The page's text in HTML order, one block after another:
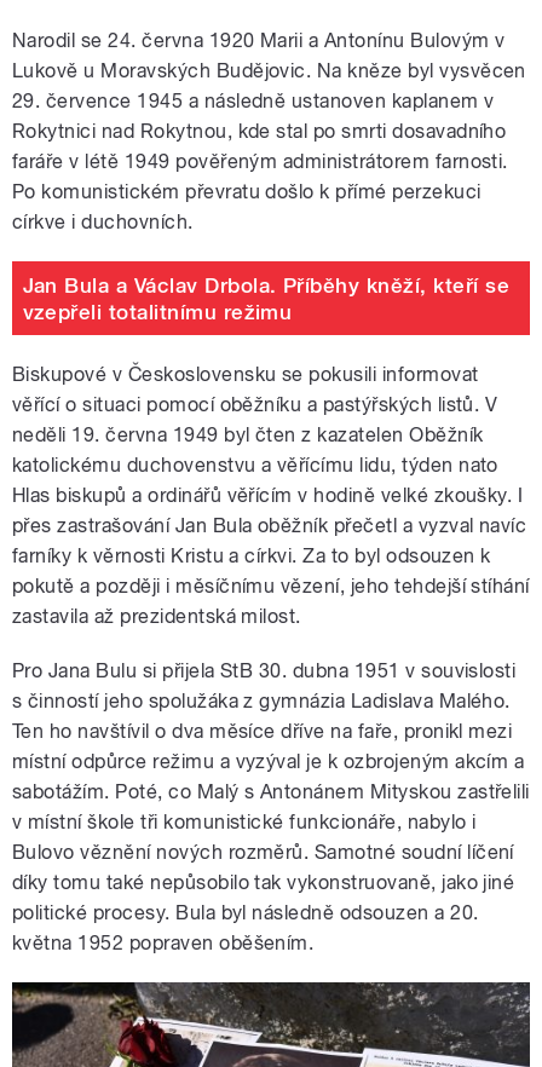
Narodil se 24. června 1920 Marii a Antonínu Bulovým v
Lukově u Moravských Budějovic. Na kněze byl vysvěcen
29. července 1945 a následně ustanoven kaplanem v
Rokytnici nad Rokytnou, kde stal po smrti dosavadního
faráře v létě 1949 pověřeným administrátorem farnosti.
Po komunistickém převratu došlo k přímé perzekuci
církve i duchovních.
Jan Bula a Václav Drbola. Příběhy kněží, kteří se
vzepřeli totalitnímu režimu
Biskupové v Československu se pokusili informovat
věřící o situaci pomocí oběžníku a pastýřských listů. V
neděli 19. června 1949 byl čten z kazatelen Oběžník
katolickému duchovenstvu a věřícímu lidu, týden nato
Hlas biskupů a ordinářů věřícím v hodině velké zkoušky. I
přes zastrašování Jan Bula oběžník přečetl a vyzval navíc
farníky k věrnosti Kristu a církvi. Za to byl odsouzen k
pokutě a později i měsíčnímu vězení, jeho tehdejší stíhání
zastavila až prezidentská milost.
Pro Jana Bulu si přijela StB 30. dubna 1951 v souvislosti
s činností jeho spolužáka z gymnázia Ladislava Malého.
Ten ho navštívil o dva měsíce dříve na faře, pronikl mezi
místní odpůrce režimu a vyzýval je k ozbrojeným akcím a
sabotážím. Poté, co Malý s Antonánem Mityskou zastřelili
v místní škole tři komunistické funkcionáře, nabylo i
Bulovo věznění nových rozměrů. Samotné soudní líčení
díky tomu také nepůsobilo tak vykonstruovaně, jako jiné
politické procesy. Bula byl následně odsouzen a 20.
května 1952 popraven oběšením.